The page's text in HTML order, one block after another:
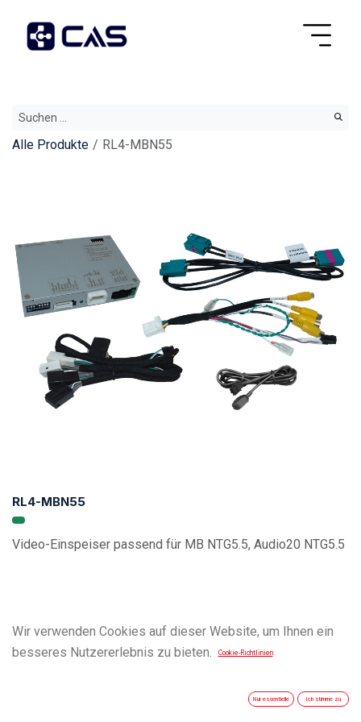
Alle Produkte RL4-MBN55
RL4-MBN55
Video-Einspeiser passend für MB NTG5.5, Audio20 NTG5.5
Wir verwenden Cookies auf dieser Website, um Ihnen ein
besseres Nutzererlebnis zu bieten.
Cookie-Richtlinien
Nur essentielle Ich stimme zu